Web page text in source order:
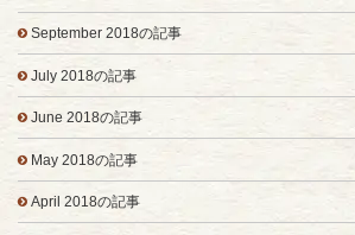
September 2018の記事
July 2018の記事
June 2018の記事
May 2018の記事
April 2018の記事